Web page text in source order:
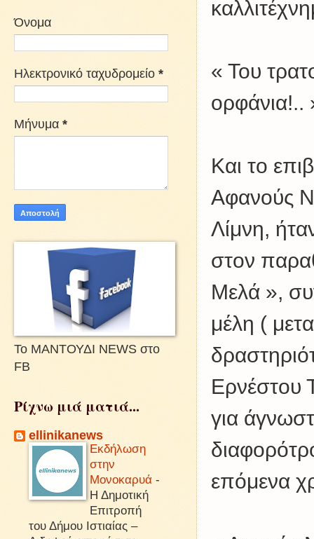
« Του
ορφάνια!..
Και το
Αφανούς
Λίμνη,
στον
Μελά »,
μέλη (
Ερνέστου
για
επόμενα
Όνομα
Ηλεκτρονικό ταχυδρομείο *
Μήνυμα *
Το ΜΑΝΤΟΥΔΙ NEWS στο
FB
Ρίχνω μιά ματιά...
ellinikanews
Εκδήλωση
στην
Μονοκαρυά -
Η Δημοτική
Επιτροπή
του Δήμου Ιστιαίας –